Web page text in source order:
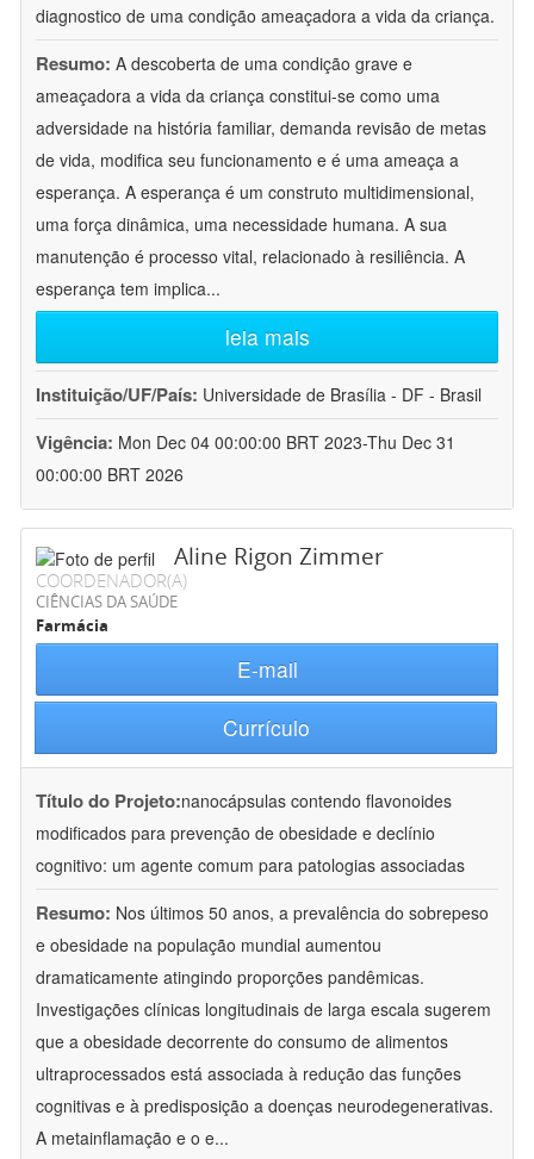
diagnostico de uma condição ameaçadora a vida da criança.
Resumo: A descoberta de uma condição grave e
ameaçadora a vida da criança constitui-se como uma
adversidade na história familiar, demanda revisão de metas
de vida, modifica seu funcionamento e é uma ameaça a
esperança. A esperança é um construto multidimensional,
uma força dinâmica, uma necessidade humana. A sua
manutenção é processo vital, relacionado à resiliência. A
esperança tem implica...
leia mais
Instituição/UF/País: Universidade de Brasília - DF - Brasil
Vigência: Mon Dec 04 00:00:00 BRT 2023-Thu Dec 31
00:00:00 BRT 2026
Aline Rigon Zimmer
COORDENADOR(A)
CIÊNCIAS DA SAÚDE
Farmácia
E-mail
Currículo
Título do Projeto:nanocápsulas contendo flavonoides
modificados para prevenção de obesidade e declínio
cognitivo: um agente comum para patologias associadas
Resumo: Nos últimos 50 anos, a prevalência do sobrepeso
e obesidade na população mundial aumentou
dramaticamente atingindo proporções pandêmicas.
Investigações clínicas longitudinais de larga escala sugerem
que a obesidade decorrente do consumo de alimentos
ultraprocessados está associada à redução das funções
cognitivas e à predisposição a doenças neurodegenerativas.
A metainflamação e o e...